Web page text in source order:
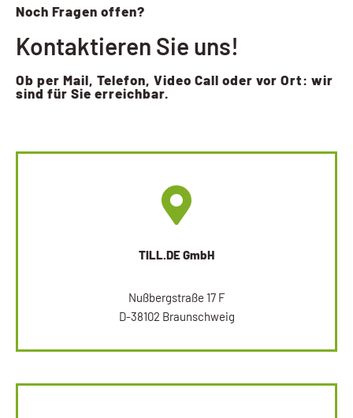
Noch Fragen offen?
Kontaktieren Sie uns!
Ob per Mail, Telefon, Video Call oder vor Ort: wir
sind für Sie erreichbar.
TILL.DE GmbH
Nußbergstraße 17 F
D-38102 Braunschweig